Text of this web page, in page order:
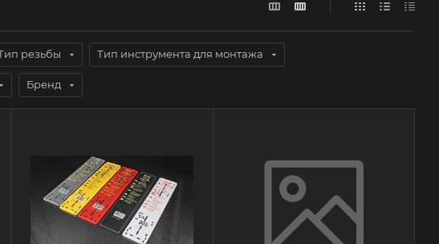
резьбы Тип инструмента для монтажа
Бренд